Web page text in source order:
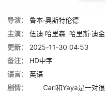
导演：
鲁本·奥斯特伦德
主演：
伍迪·哈里森 哈里斯·迪
更新：
2025-11-30 04:53
备注：
HD中字
语言：
英语
剧情：
Carl和Yaya是一对很